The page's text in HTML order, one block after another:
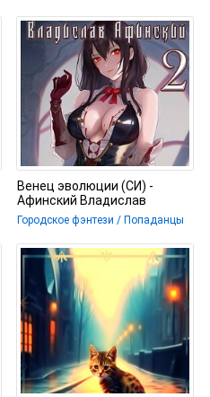
Венец эволюции (СИ) -
Афинский Владислав
Городское фэнтези / Попаданцы